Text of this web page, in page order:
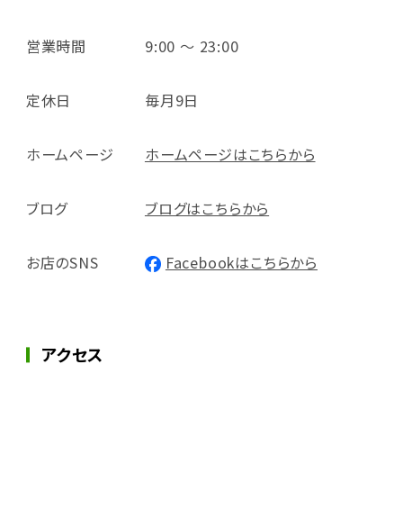
営業時間 9:00 ～ 23:00
定休日 毎月9日
ホームページ ホームページはこちらから
ブログ ブログはこちらから
お店のSNS Facebookはこちらから
アクセス